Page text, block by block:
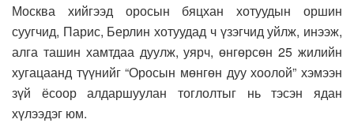
Москва хийгээд оросын бяцхан хотуудын оршин
суугчид, Парис, Берлин хотуудад ч үзэгчид уйлж, инээж,
алга ташин хамтдаа дуулж, уярч, өнгөрсөн 25 жилийн
хугацаанд түүнийг “Оросын мөнгөн дуу хоолой” хэмээн
зүй ёсоор алдаршуулан тоглолтыг нь тэсэн ядан
хүлээдэг юм.